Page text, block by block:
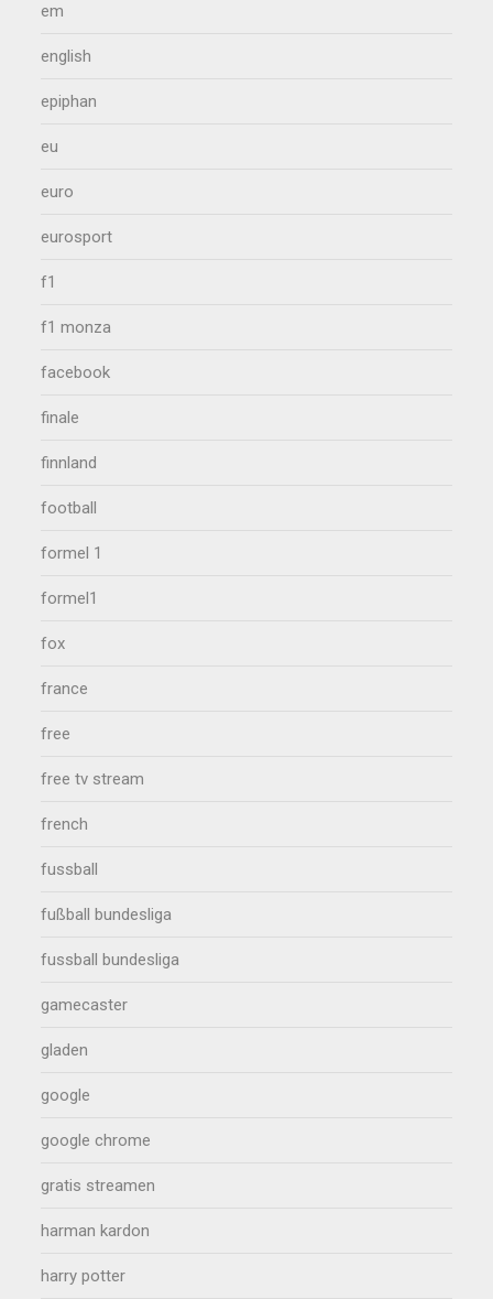
em
english
epiphan
eu
euro
eurosport
f1
f1 monza
facebook
finale
finnland
football
formel 1
formel1
fox
france
free
free tv stream
french
fussball
fußball bundesliga
fussball bundesliga
gamecaster
gladen
google
google chrome
gratis streamen
harman kardon
harry potter